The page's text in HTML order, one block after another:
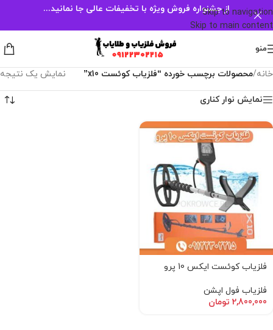
Skip to navigation
Skip to main content
از جشنواره فروش ویژه با تخفیفات عالی جا نمانید...
منو
خانه/محصولات برچسب خورده “فلزیاب کوئست x10” نمایش یک نتیجه
نمایش نوار کناری
فلزیاب کوئست ایکس 10 پرو
فلزیاب فول اپشن
2,800,000 تومان